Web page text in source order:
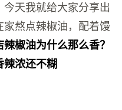
天我就给大家分享出
熬点辣椒油，配着馒
辣椒油为什么那么香？
辣浓还不糊